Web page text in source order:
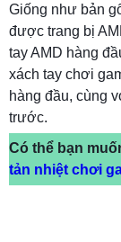
Giống như bản
được trang bị
tay AMD hàng
xách tay chơi
hàng đầu, cùng
trước.
Có thể bạn
tản nhiệt chơi